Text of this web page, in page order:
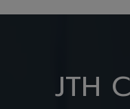
JTH